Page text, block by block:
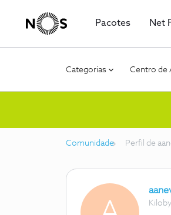
Pacotes Net
Categorias Centro de
Comunidade Perfil de